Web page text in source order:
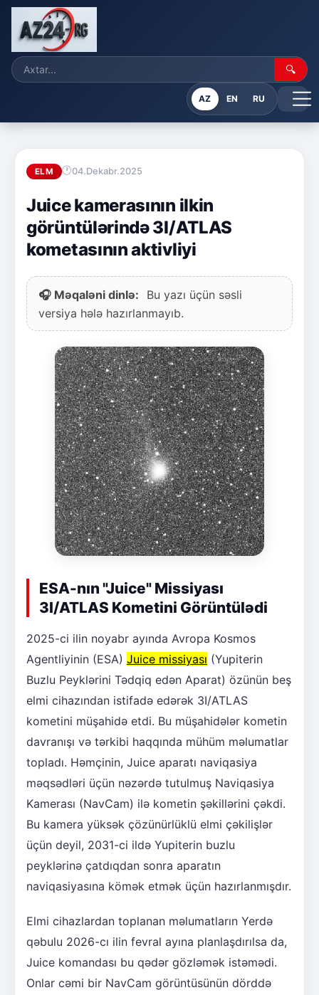
🔍
AZ EN RU
ELM 04.Dekabr.2025
Juice kamerasının ilkin
görüntülərində 3I/ATLAS
kometasının aktivliyi
🎧 Məqaləni dinlə:
Bu yazı üçün səsli
versiya hələ hazırlanmayıb.
ESA-nın "Juice" Missiyası
3I/ATLAS Kometini Görüntülədi
2025-ci ilin noyabr ayında Avropa Kosmos
Agentliyinin (ESA) Juice missiyası (Yupiterin
Buzlu Peyklərini Tədqiq edən Aparat) özünün beş
elmi cihazından istifadə edərək 3I/ATLAS
kometini müşahidə etdi. Bu müşahidələr kometin
davranışı və tərkibi haqqında mühüm məlumatlar
topladı. Həmçinin, Juice aparatı naviqasiya
məqsədləri üçün nəzərdə tutulmuş Naviqasiya
Kamerası (NavCam) ilə kometin şəkillərini çəkdi.
Bu kamera yüksək çözünürlüklü elmi çəkilişlər
üçün deyil, 2031-ci ildə Yupiterin buzlu
peyklərinə çatdıqdan sonra aparatın
naviqasiyasına kömək etmək üçün hazırlanmışdır.
Elmi cihazlardan toplanan məlumatların Yerdə
qəbulu 2026-cı ilin fevral ayına planlaşdırılsa da,
Juice komandası bu qədər gözləmək istəmədi.
Onlar cəmi bir NavCam görüntüsünün dörddə